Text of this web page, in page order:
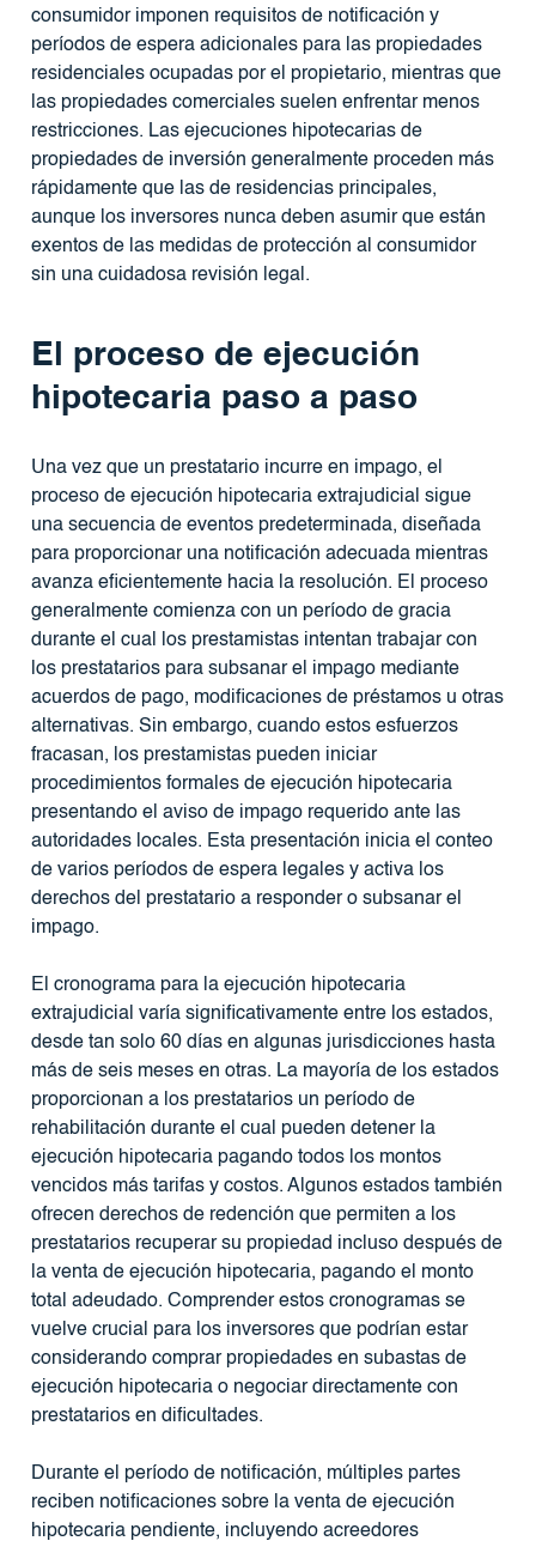
consumidor imponen requisitos de notificación y
períodos de espera adicionales para las propiedades
residenciales ocupadas por el propietario, mientras que
las propiedades comerciales suelen enfrentar menos
restricciones. Las ejecuciones hipotecarias de
propiedades de inversión generalmente proceden más
rápidamente que las de residencias principales,
aunque los inversores nunca deben asumir que están
exentos de las medidas de protección al consumidor
sin una cuidadosa revisión legal.
El proceso de ejecución
hipotecaria paso a paso
Una vez que un prestatario incurre en impago, el
proceso de ejecución hipotecaria extrajudicial sigue
una secuencia de eventos predeterminada, diseñada
para proporcionar una notificación adecuada mientras
avanza eficientemente hacia la resolución. El proceso
generalmente comienza con un período de gracia
durante el cual los prestamistas intentan trabajar con
los prestatarios para subsanar el impago mediante
acuerdos de pago, modificaciones de préstamos u otras
alternativas. Sin embargo, cuando estos esfuerzos
fracasan, los prestamistas pueden iniciar
procedimientos formales de ejecución hipotecaria
presentando el aviso de impago requerido ante las
autoridades locales. Esta presentación inicia el conteo
de varios períodos de espera legales y activa los
derechos del prestatario a responder o subsanar el
impago.
El cronograma para la ejecución hipotecaria
extrajudicial varía significativamente entre los estados,
desde tan solo 60 días en algunas jurisdicciones hasta
más de seis meses en otras. La mayoría de los estados
proporcionan a los prestatarios un período de
rehabilitación durante el cual pueden detener la
ejecución hipotecaria pagando todos los montos
vencidos más tarifas y costos. Algunos estados también
ofrecen derechos de redención que permiten a los
prestatarios recuperar su propiedad incluso después de
la venta de ejecución hipotecaria, pagando el monto
total adeudado. Comprender estos cronogramas se
vuelve crucial para los inversores que podrían estar
considerando comprar propiedades en subastas de
ejecución hipotecaria o negociar directamente con
prestatarios en dificultades.
Durante el período de notificación, múltiples partes
reciben notificaciones sobre la venta de ejecución
hipotecaria pendiente, incluyendo acreedores